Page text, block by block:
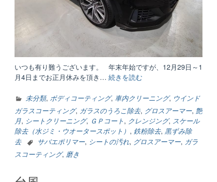
いつも有り難うございます。 年末年始ですが、12月29日～1
月4日までお正月休みを頂き… 続きを読む
年
始
お
知
ら
せ
未分類, ボディコーティング, 車内クリーニング, ウインド
ガラスコーティング, ガラスのうろこ除去, グロスアーマー, 艶
月, シートクリーニング, ＧＰコート, クレンジング, スケール
除去（水ジミ・ウオータースポット） , 鉄粉除去, 黒ずみ除
去
サバエポリマー, シートの汚れ, グロスアーマー, ガラ
スコーティング, 磨き